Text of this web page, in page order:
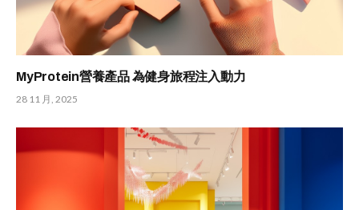
MyProtein營養產品 為健身旅程注入動力
28 11 月, 2025